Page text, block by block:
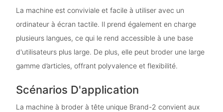
La machine est conviviale et facile à utiliser avec un
ordinateur à écran tactile. Il prend également en charge
plusieurs langues, ce qui le rend accessible à une base
d'utilisateurs plus large. De plus, elle peut broder une large
gamme d’articles, offrant polyvalence et flexibilité.
Scénarios D'application
La machine à broder à tête unique Brand-2 convient aux